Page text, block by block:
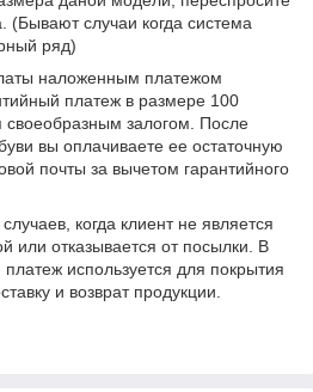
(Бывают случаи когда система
ряд)
наложенным платежом
платеж в размере 100
своеобразным залогом. После
вы оплачиваете ее остаточную
почты за вычетом гарантийного
когда клиент не является
или отказывается от посылки. В
используется для покрытия
и возврат продукции.